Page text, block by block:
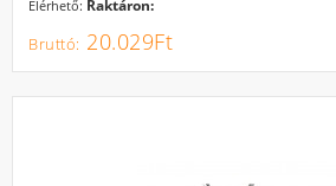
Elérhető: Raktáron:
20.029Ft